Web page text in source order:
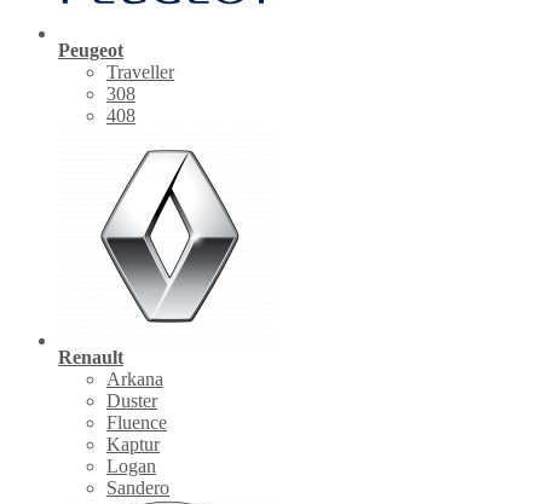
Peugeot
Traveller
308
408
Renault
Arkana
Duster
Fluence
Kaptur
Logan
Sandero